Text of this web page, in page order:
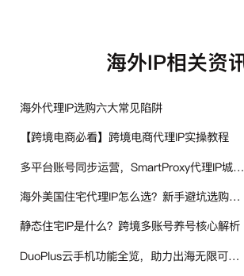
海外IP相关资
海外代理IP选购六大常见陷阱
【跨境电商必看】跨境电商代理IP实操教程
多平台账号同步运营，SmartProxy代理IP城市定位功能有哪些实用价值
海外美国住宅代理IP怎么选？新手避坑选购指南
静态住宅IP是什么？跨境多账号养号核心解析
DuoPlus云手机功能全览，助力出海无限可能！